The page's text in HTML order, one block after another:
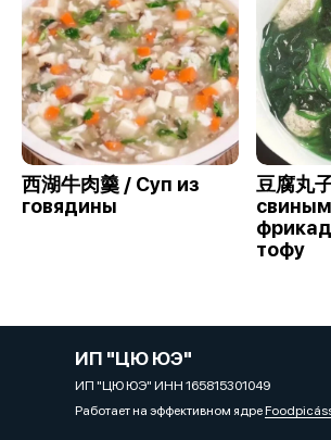
西湖牛肉羹 / Суп из
говядины
豆腐丸
тофу
ИП "ЦЮ ЮЭ"
ИП "ЦЮ ЮЭ" ИНН 165815301049
Работает на эффективном ядре